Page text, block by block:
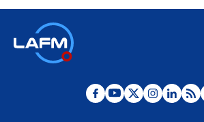
Posesión de